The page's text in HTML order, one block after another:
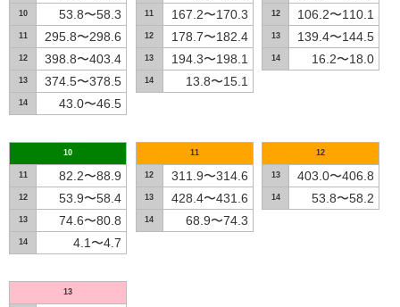
10 53.8〜58.3
11 295.8〜298.6
12 398.8〜403.4
13 374.5〜378.5
14 43.0〜46.5
11 167.2〜170.3
12 178.7〜182.4
13 194.3〜198.1
14 13.8〜15.1
12 106.2〜110.1
13 139.4〜144.5
14 16.2〜18.0
10
11 82.2〜88.9
12 53.9〜58.4
13 74.6〜80.8
14 4.1〜4.7
11
12 311.9〜314.6
13 428.4〜431.6
14 68.9〜74.3
12
13 403.0〜406.8
14 53.8〜58.2
13